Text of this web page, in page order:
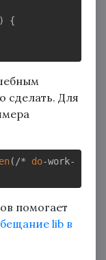
) {
сделать. Для
(/* do-work-
помогает
lib в